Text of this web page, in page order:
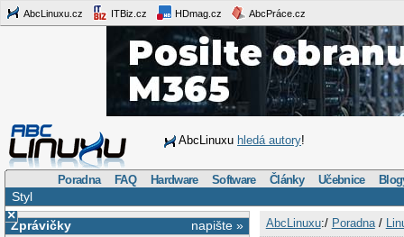
AbcLinuxu.cz ITBiz.cz HDmag.cz AbcPráce.cz
AbcLinuxu hledá autory!
Poradna FAQ Hardware Software Články Učebnice
Styl
×
napište »
Zprávičky
AbcLinuxu:/ Poradna/